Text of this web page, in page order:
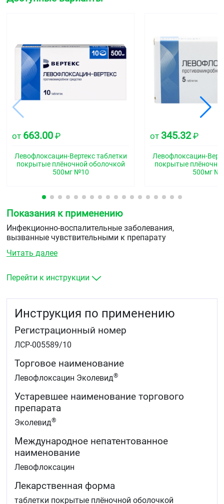
от 663.00 ₽
Левофлоксацин-Вертекс таблетки
покрытые плёночной оболочкой
500мг №10
от 345.32₽
Левофлоксацин-
покрытые
500мг
Показания к применению
Инфекционно-воспалительные заболевания,
вызванные чувствительными к препарату
хронического бронхита, внебольничная
пневмония)
пиелонефрит)
кожи и мягких тканей (абсцессы, фурункулёз)
хронический бактериальный простатит
интраабдоминальные инфекции
лекарственно-устойчивые формы туберкулёза — в
составе комплексной терапии.
Читать далее
Перейти к инструкции
Инструкция по применению
Регистрационный номер
ЛСР-005589/10
Торговое наименование
Левофлоксацин Эколевид®
Устаревшее наименование торгового
препарата
Эколевид®
Международное непатентованное
наименование
Левофлоксацин
Лекарственная форма
таблетки покрытые плёночной оболочкой